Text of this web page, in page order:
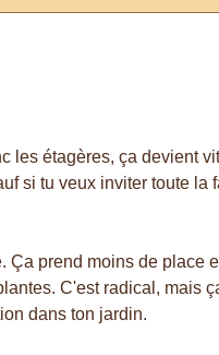
les étagères, ça devient
si tu veux inviter toute la
Ça prend moins de place
C'est radical, mais
dans ton jardin.